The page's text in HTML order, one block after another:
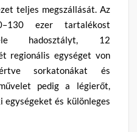
teljes megszállását. Az
ezer tartalékost
hadosztályt, 12
regionális egységet von
sorkatonákat és
pedig a légierőt,
egységeket és különleges